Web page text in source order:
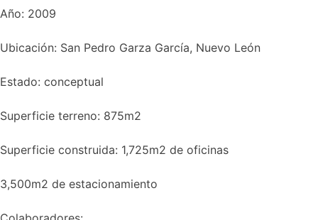
Año: 2009
Ubicación: San Pedro Garza García, Nuevo León
Estado: conceptual
Superficie terreno: 875m2
Superficie construida: 1,725m2 de oficinas
​3,500m2 de estacionamiento